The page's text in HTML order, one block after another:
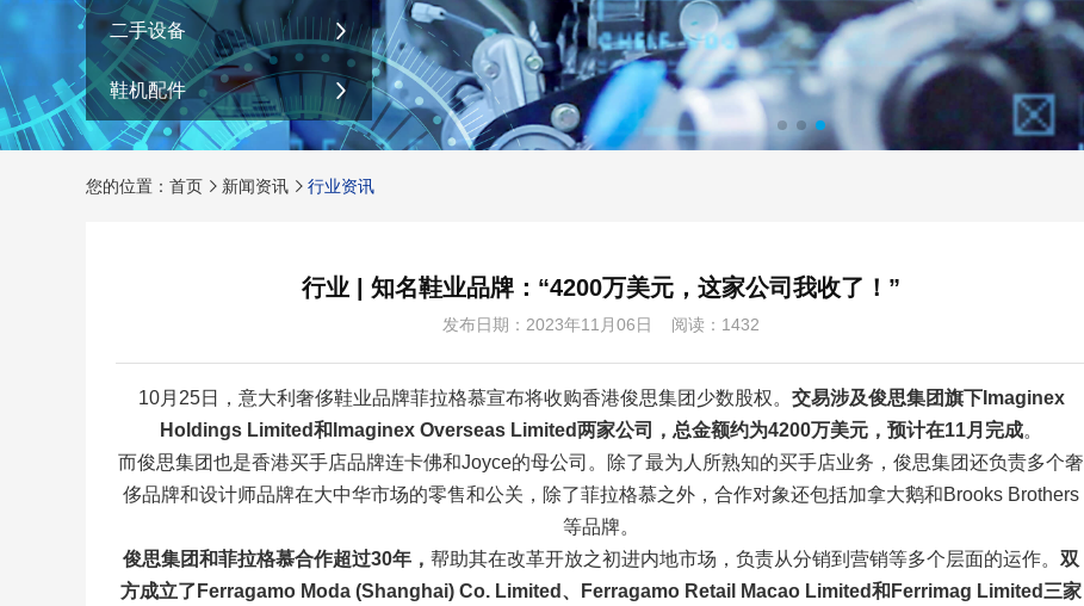
二手设备
鞋机配件
您的位置：首页 新闻资讯 行业资讯
行业 | 知名鞋业品牌：“4200万美元，这家公司我收了！”
发布日期：2023年11月06日 阅读：1432
10月25日，意大利奢侈鞋业品牌菲拉格慕宣布将收购香港俊思集团少数股权。 交易涉及俊思集团旗下Imaginex
Holdings Limited和Imaginex Overseas Limited两家公司， 总金额约为4200万美元，预计在11月完成。
而俊思集团也是香港买手店品牌连卡佛和Joyce的母公司。除了最为人所熟知的买手店业务，俊思集团还负责多个奢
侈品牌和设计师品牌在大中华市场的零售和公关，除了菲拉格慕之外，合作对象还包括加拿大鹅和Brooks Brothers
等品牌。
俊思集团和菲拉格慕合作超过30年， 帮助其在改革开放之初进内地市场，负责从分销到营销等多个层面的运作。 双
方成立了Ferragamo Moda (Shanghai) Co. Limited、Ferragamo Retail Macao Limited和Ferrimag Limited三家